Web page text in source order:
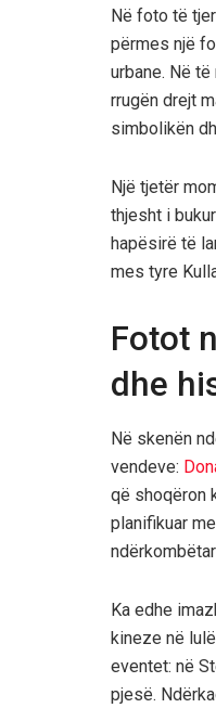
Në foto të
përmes një
urbane. Në
rrugën drejt
simbolikën
Një tjetër
thjesht i
hapësirë të
mes tyre
Fotot
dhe
Në skenën
vendeve:
që shoqëron
planifikuar
Ka edhe
kineze në
eventet: në
pjesë.